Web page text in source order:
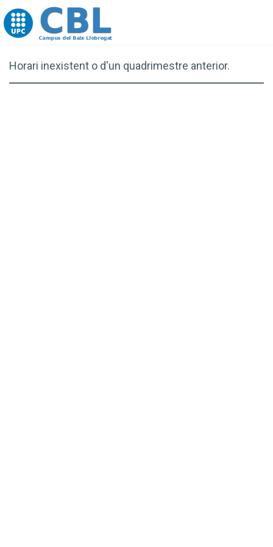
Go to upc.edu
Horari inexistent o d'un quadrimestre anterior.